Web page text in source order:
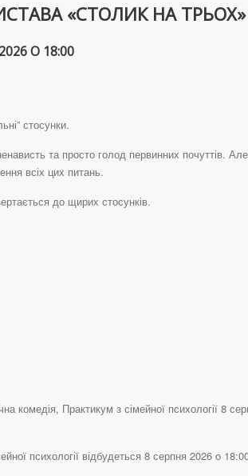
«СТОЛИК НА ТРЬОХ»
О 18:00
стосунки.
та просто голод первинних почуттів.
всіх цих питань.
до щирих стосунків.
комедія, Практикум з сімейної психології 8
психології відбудеться 8 серпня 2026 о